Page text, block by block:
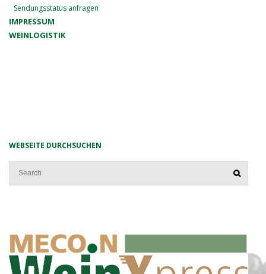
Sendungsstatus anfragen
IMPRESSUM
WEINLOGISTIK
WEBSEITE DURCHSUCHEN